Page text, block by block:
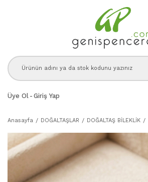
Üye Ol - Giriş Yap
Anasayfa DOĞALTAŞLAR DOĞALTAŞ BİLEKLİK